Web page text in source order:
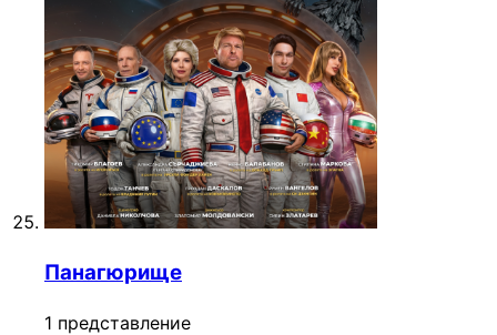
Панагюрище
1 представление